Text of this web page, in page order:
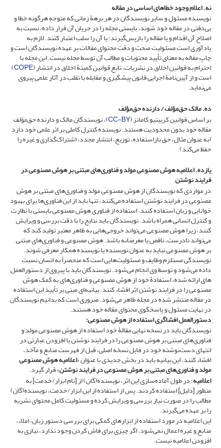
نه.اعلام وجود خطاهای اساسی در مقاله
نویسنده مسئول و سایر نویسندگان در هر برهۀ زمانی که متوجه هرگونه خطا و
بی‌دقتی در مقاله خود شوند، بایستی مجله را در جریان آن قرار داده، نسبت به
اصلاح آن اقدام و یا مقاله را بازپس‌گیرند؛ یا آن را سلب اعتبار کنند. لازم به
یادآوری است مسئولیت صحت و دقت محتوای مقالات بر عهده نویسندگان است و
چاپ مقاله به معنای تأیید محتویات و مطالب آن توسط مجله نیست. این مجله با
احترام به قوانین اخلاق در نشریات، تابع قوانین کمیتۀ اخلاق در انتشار (COPE
)
است و از آیین‌نامۀ اجرایی قانون پیشگیری و مقابله با تقلب در آثار علمی پیروی
می‌نماید.
ده. مالک حق‌مؤلف / دارنده حق‌مؤلف
بر اساس قوانین کرییتیو کامانز (CC-BY)، نویسندگان مالک و دارنده حق‌مؤلف
مقاله خود بدون محدودیت هستند. نویسنده کنترل کاملی بر اثر علمی خود دارد
(به عنوان مثال، حق بازاستفاده، توزیع، انتشار مجدد، اشتراک‌گذاری و غیره را
حفظ می‌کند).
یازده. اعلامیه هوش مصنوعی مولد و فناوری‌های مبتنی بر هوش مصنوعی در
فرایند نوشتن
در مواردی که نویسندگان از هوش مصنوعی مولد و فناوری‌های مبتنی بر هوش
مصنوعی در فرایند نوشتن استفاده می‌کنند، تنها باید از این فناوری‌ها برای بهبود
خوانایی و زبان استفاده کنند. استفاده از فناوری هوش مصنوعی بایستی با نظارت
و کنترل انسانی همراه باشد. نویسندگان باید نتایج را با دقت بررسی و ویرایش
کنند، زیرا هوش مصنوعی می‌تواند خروجی‌هایی به ظاهر معتبر تولید کند که
می‌تواند نادرست، ناقص یا مغرضانه باشد. هوش مصنوعی و فناوری‌های مبتنی
بر هوش مصنوعی نباید به عنوان نویسنده یا نویسنده همکار معرفی شوند.
نویسندگی مستلزم وظایف و مسئولیت‌هایی است که منحصراً به انسان نسبت
داده می‌شود و توسط وی انجام می‌شود. نویسندگان باید با پیروی از دستورالعمل
های ارائه شده، استفادۀ خود از هوش مصنوعی و فناوری‌های به کمک هوش
مصنوعی را در فرایند نوشتن اثر افشاء کنند. بیانیه‌ای مبنی بر تأیید این استفاده
در مقاله منتشر شده در مجله ظاهر می‌شود. ضروری است که بدانیم نویسندگان
در نهایت مسئول و پاسخگوی محتوای مقاله خود هستند.
دستورالعمل افشاگری استفاده از هوش مصنوعی:
نویسندگان باید در نسخه نهایی مقالۀ خود استفاده از هوش مصنوعی مولد و
فناوری‌های مبتنی بر هوش مصنوعی را در فرایند نوشتن با افزودن عبارتی در
انتهای دست‌نوشته خود در فایل نسخه اصلی، قبل از فهرست منابع و مآخذ،
افشاء کنند. این بیانیه باید در بخش جدیدی با عنوان «اعلامیه هوش مصنوعی
مولد و فناوری‌های مبتنی بر هوش مصنوعی در فرایند نوشتن» قرار گیرد.
اعلامیه: در طول آماده‌سازی این اثر، نویسنده(گان) از [نام ابزار/خدمت] به
منظور [دلیل] استفاده کردند. پس از استفاده از این ابزار/خدمت، نویسنده(گان)
مطالب را در صورت نیاز بررسی و ویرایش کرده و مسئولیت کامل محتوای نشریه
را بر عهده می‌گیرند.
این اعلامیه در مورد استفاده از ابزارهای کمکی برای بررسی دستور زبان، املاء،
منابع و غیره اعمال نمی‌شود. اگر چیزی برای فاش کردن وجود ندارد، نیازی به
افزودن اعلامیه نیست.